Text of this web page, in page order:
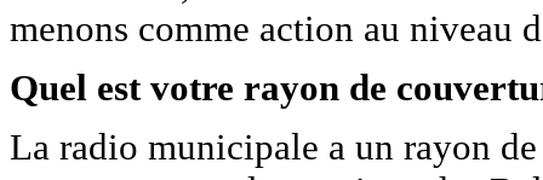
menons comme action au niveau
Quel est votre rayon de
La radio municipale a un rayon